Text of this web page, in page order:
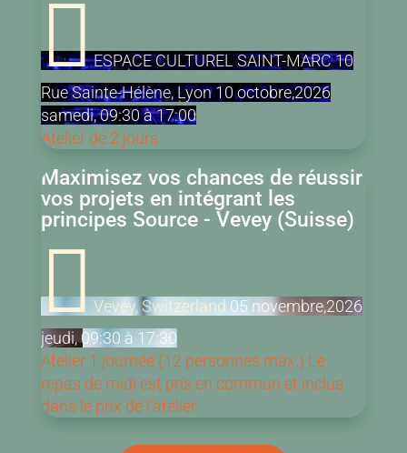
ESPACE CULTUREL SAINT-MARC 10
Rue Sainte-Hélène, Lyon10 octobre,2026
samedi, 09:30 à 17:00
Atelier de 2 jours
Maximisez vos chances de réussir
vos projets en intégrant les
principes Source - Vevey (Suisse)
Vevey, Switzerland 05 novembre,2026
jeudi, 09:30 à 17:30
Atelier 1 journée (12 personnes max.) Le
repas de midi est pris en commun et inclus
dans le prix de l'atelier.